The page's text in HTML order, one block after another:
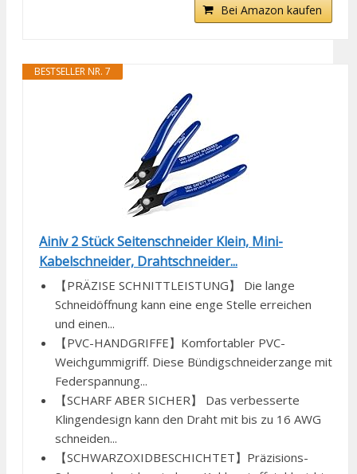
Bei Amazon kaufen
BESTSELLER NR. 7
Ainiv 2 Stück Seitenschneider Klein, Mini-
Kabelschneider, Drahtschneider...
【PRÄZISE SCHNITTLEISTUNG】 Die lange
Schneidöffnung kann eine enge Stelle erreichen
und einen...
【PVC-HANDGRIFFE】Komfortabler PVC-
Weichgummigriff. Diese Bündigschneiderzange mit
Federspannung...
【SCHARF ABER SICHER】 Das verbesserte
Klingendesign kann den Draht mit bis zu 16 AWG
schneiden...
【SCHWARZOXIDBESCHICHTET】Präzisions-